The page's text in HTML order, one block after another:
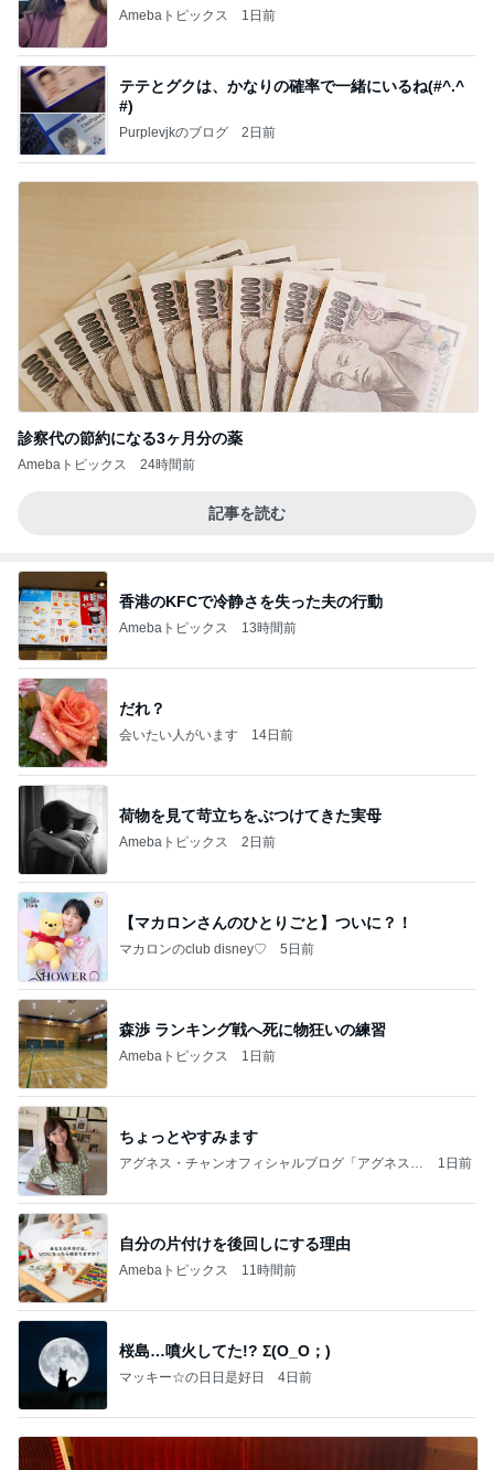
Amebaトピックス 1日前
テテとグクは、かなりの確率で一緒にいるね(#^.^
#)
Purplevjkのブログ 2日前
診察代の節約になる3ヶ月分の薬
Amebaトピックス 24時間前
記事を読む
香港のKFCで冷静さを失った夫の行動
Amebaトピックス 13時間前
だれ？
会いたい人がいます 14日前
荷物を見て苛立ちをぶつけてきた実母
Amebaトピックス 2日前
【マカロンさんのひとりごと】ついに？！
マカロンのclub disney♡ 5日前
森渉 ランキング戦へ死に物狂いの練習
Amebaトピックス 1日前
ちょっとやすみます
アグネス・チャンオフィシャルブログ「アグネスち
1日前
自分の片付けを後回しにする理由
Amebaトピックス 11時間前
桜島…噴火してた!? Σ(O_O；)
マッキー☆の日日是好日 4日前